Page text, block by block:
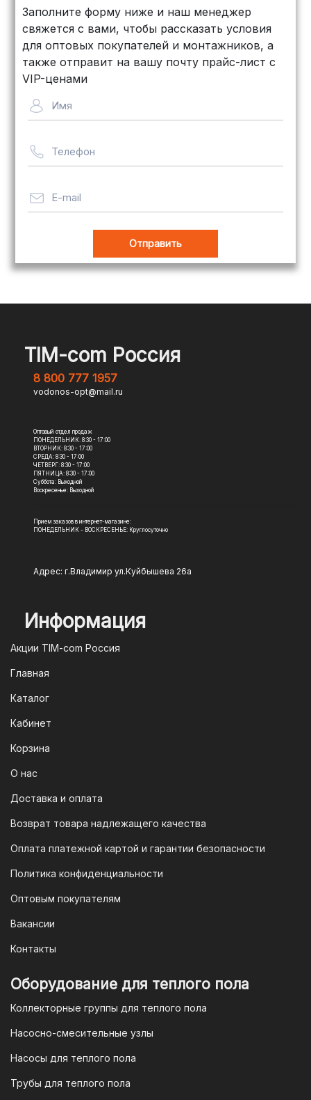
Заполните форму ниже и наш менеджер
свяжется с вами, чтобы рассказать условия
для оптовых покупателей и монтажников, а
также отправит на вашу почту прайс-лист с
VIP-ценами
Имя
Телефон
E-mail
TIM-com Россия
8 800 777 1957
vodonos-opt@mail.ru
Оптовый отдел продаж
ПОНЕДЕЛЬНИК: 8:30 - 17:00
ВТОРНИК: 8:30 - 17:00
СРЕДА: 8:30 - 17:00
ЧЕТВЕРГ: 8:30 - 17:00
ПЯТНИЦА: 8:30 - 17:00
Суббота: Выходной
Воскресенье: Выходной
Прием заказов в интернет-магазине:
ПОНЕДЕЛЬНИК - ВОСКРЕСЕНЬЕ: Круглосуточно
Адрес: г.Владимир ул.Куйбышева 26а
Информация
Акции TIM-com Россия
Главная
Каталог
Кабинет
Корзина
О нас
Доставка и оплата
Возврат товара надлежащего качества
Оплата платежной картой и гарантии безопасности
Политика конфиденциальности
Оптовым покупателям
Вакансии
Контакты
Оборудование для теплого пола
Коллекторные группы для теплого пола
Насосно-смесительные узлы
Насосы для теплого пола
Трубы для теплого пола